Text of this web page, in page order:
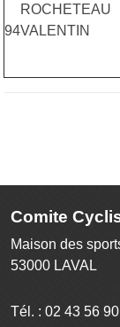
94
ROCHETEAU
Comite
Maison des
53000 LAVAL
Tél. : 02 43 56